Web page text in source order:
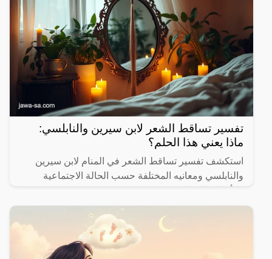
تفسير تساقط الشعر لابن سيرين والنابلسي:
ماذا يعني هذا الحلم؟
استكشف تفسير تساقط الشعر في المنام لابن سيرين
والنابلسي ومعانيه المختلفة حسب الحالة الاجتماعية